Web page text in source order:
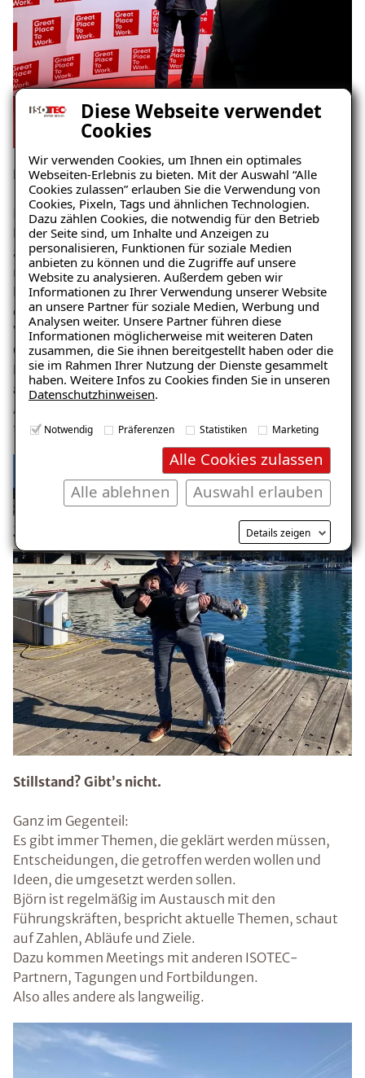
Diese Webseite verwendet
Cookies
Wir verwenden Cookies, um Ihnen ein optimales
Webseiten-Erlebnis zu bieten. Mit der Auswahl “Alle
Cookies zulassen” erlauben Sie die Verwendung von
Cookies, Pixeln, Tags und ähnlichen Technologien.
Dazu zählen Cookies, die notwendig für den Betrieb
der Seite sind, um Inhalte und Anzeigen zu
personalisieren, Funktionen für soziale Medien
anbieten zu können und die Zugriffe auf unsere
Website zu analysieren. Außerdem geben wir
Informationen zu Ihrer Verwendung unserer Website
an unsere Partner für soziale Medien, Werbung und
Analysen weiter. Unsere Partner führen diese
Informationen möglicherweise mit weiteren Daten
zusammen, die Sie ihnen bereitgestellt haben oder die
sie im Rahmen Ihrer Nutzung der Dienste gesammelt
haben. Weitere Infos zu Cookies finden Sie in unseren
Datenschutzhinweisen.
Notwendig Präferenzen Statistiken Marketing
Alle Cookies zulassen
Auswahl erlauben
Alle ablehnen
Details zeigen
Heute: Chef mit starkem Team
Inzwischen sieht der Alltag etwas anders aus.
Das Unternehmen ist gewachsen, das Team besteht
aus knapp 40 Mitarbeitern und viele Aufgaben sind auf
mehrere Schultern verteilt.
Die Bauleiter kümmern sich um Technik und Abläufe,
die Büroleitung hält intern alles zusammen und im
Vertrieb sind Kollegen unterwegs, die die Kunden vor
Ort beraten.
Heißt: Björn hat heute in allen Bereichen starke Leute,
auf die er sich verlassen kann.
Aber wer jetzt denkt, er sitzt entspannt im Büro und
trinkt Kaffee, liegt daneben.
Stillstand? Gibt’s nicht.
Ganz im Gegenteil:
Es gibt immer Themen, die geklärt werden müssen,
Entscheidungen, die getroffen werden wollen und
Ideen, die umgesetzt werden sollen.
Björn ist regelmäßig im Austausch mit den
Führungskräften, bespricht aktuelle Themen, schaut
auf Zahlen, Abläufe und Ziele.
Dazu kommen Meetings mit anderen ISOTEC-
Partnern, Tagungen und Fortbildungen.
Also alles andere als langweilig.